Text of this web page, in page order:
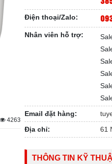
4263
Điện thoại/Zalo:
Nhân viên hỗ trợ:
Email đặt hàng:
Địa chỉ:
61
THÔNG TIN KỸ